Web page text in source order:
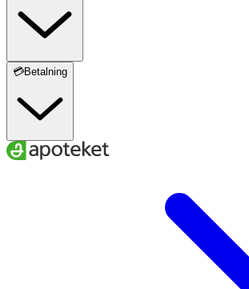
💳Betalning